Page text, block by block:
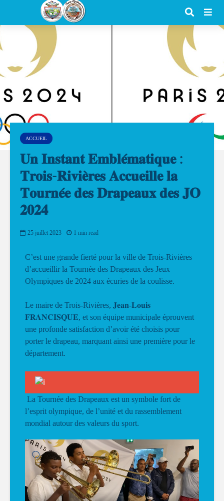
ACCUEIL
𝐔𝐧 𝐈𝐧𝐬𝐭𝐚𝐧𝐭 𝐄𝐦𝐛𝐥𝐞́𝐦𝐚𝐭𝐢𝐪𝐮𝐞 :
𝐓𝐫𝐨𝐢𝐬-𝐑𝐢𝐯𝐢𝐞̀𝐫𝐞𝐬 𝐀𝐜𝐜𝐮𝐞𝐢𝐥𝐥𝐞 𝐥𝐚
𝐓𝐨𝐮𝐫𝐧𝐞́𝐞 𝐝𝐞𝐬 𝐃𝐫𝐚𝐩𝐞𝐚𝐮𝐱 𝐝𝐞𝐬 𝐉𝐎
𝟐𝟎𝟐𝟒
25 juillet 2023 1 min read
C’est une grande fierté pour la ville de Trois-Rivières
d’accueillir la Tournée des Drapeaux des Jeux
Olympiques de 2024 aux écuries de la coulisse.
Le maire de Trois-Rivières, 𝐉𝐞𝐚𝐧-𝐋𝐨𝐮𝐢𝐬
𝐅𝐑𝐀𝐍𝐂𝐈𝐒𝐐𝐔𝐄, et son équipe municipale éprouvent
une profonde satisfaction d’avoir été choisis pour
porter le drapeau, marquant ainsi une première pour le
département.
La Tournée des Drapeaux est un symbole fort de
l’esprit olympique, de l’unité et du rassemblement
mondial autour des valeurs du sport.